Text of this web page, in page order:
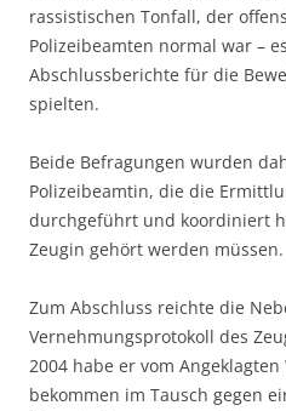
rassistischen Tonfall, der
Polizeibeamten normal war –
Abschlussberichte für die
spielten.
Beide Befragungen wurden
Polizeibeamtin, die die
durchgeführt und koordiniert
Zeugin gehört werden müssen.
Zum Abschluss reichte die
Vernehmungsprotokoll des
2004 habe er vom
bekommen im Tausch gegen